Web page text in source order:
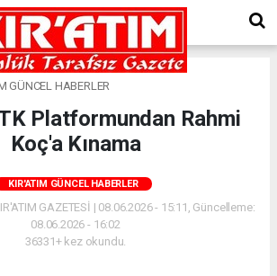
GÜNCEL HABERLER
Platformundan Rahmi
Koç'a Kınama
KIR'ATIM GÜNCEL HABERLER
GAZETESİ | 08.06.2026 - 15:11, Güncelleme:
08.06.2026 - 16:02
36331+ kez okundu.